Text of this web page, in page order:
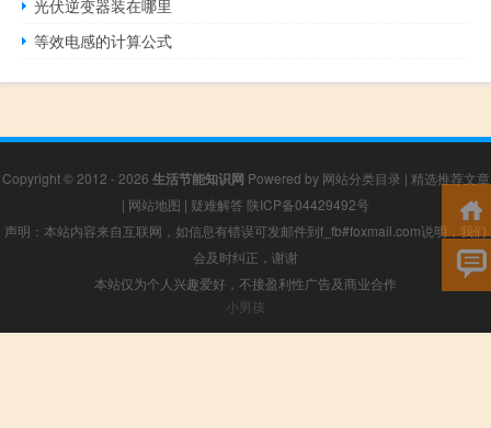
光伏逆变器装在哪里
等效电感的计算公式
Copyright © 2012 - 2026 生活节能知识网 Powered by 网站分类目录 | 精选推荐文章
| 网站地图 | 疑难解答 陕ICP备04429492号
声明：本站内容来自互联网，如信息有错误可发邮件到f_fb#foxmail.com说明，我们
会及时纠正，谢谢
本站仅为个人兴趣爱好，不接盈利性广告及商业合作
小男孩